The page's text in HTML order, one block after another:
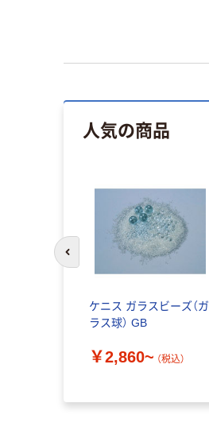
人気の商品
ケニス ガラスビーズ（ガ
ラス球） GB
￥2,860~ （税込）
前のスライドへ